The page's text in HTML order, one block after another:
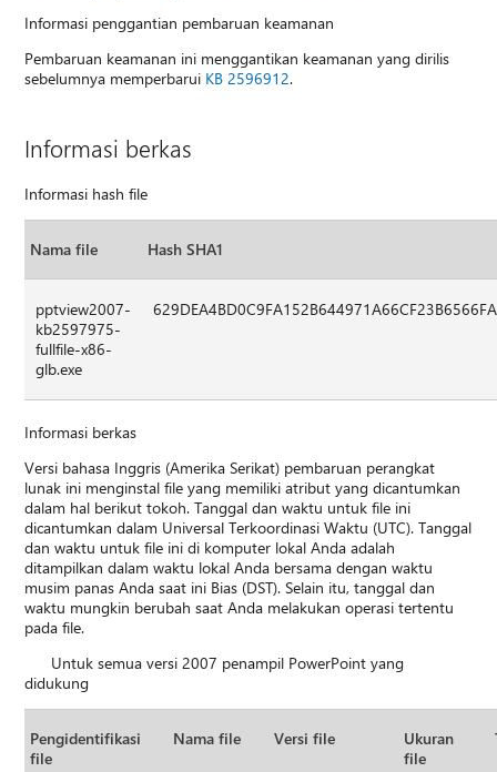
Informasi penggantian pembaruan keamanan
Pembaruan keamanan ini menggantikan keamanan yang dirilis
sebelumnya memperbarui KB 2596912.
Informasi berkas
Informasi hash file
Nama file Hash SHA1
pptview2007-
kb2597975-
fullfile-x86-
glb.exe
Informasi berkas
Versi bahasa Inggris (Amerika Serikat) pembaruan perangkat
lunak ini menginstal file yang memiliki atribut yang dicantumkan
dalam hal berikut tokoh. Tanggal dan waktu untuk file ini
dicantumkan dalam Universal Terkoordinasi Waktu (UTC). Tanggal
dan waktu untuk file ini di komputer lokal Anda adalah
ditampilkan dalam waktu lokal Anda bersama dengan waktu
musim panas Anda saat ini Bias (DST). Selain itu, tanggal dan
waktu mungkin berubah saat Anda melakukan operasi tertentu
pada file.
Untuk semua versi 2007 penampil PowerPoint yang
didukung
Pengidentifikasi
file
Nama file Versi file
Ukuran
file